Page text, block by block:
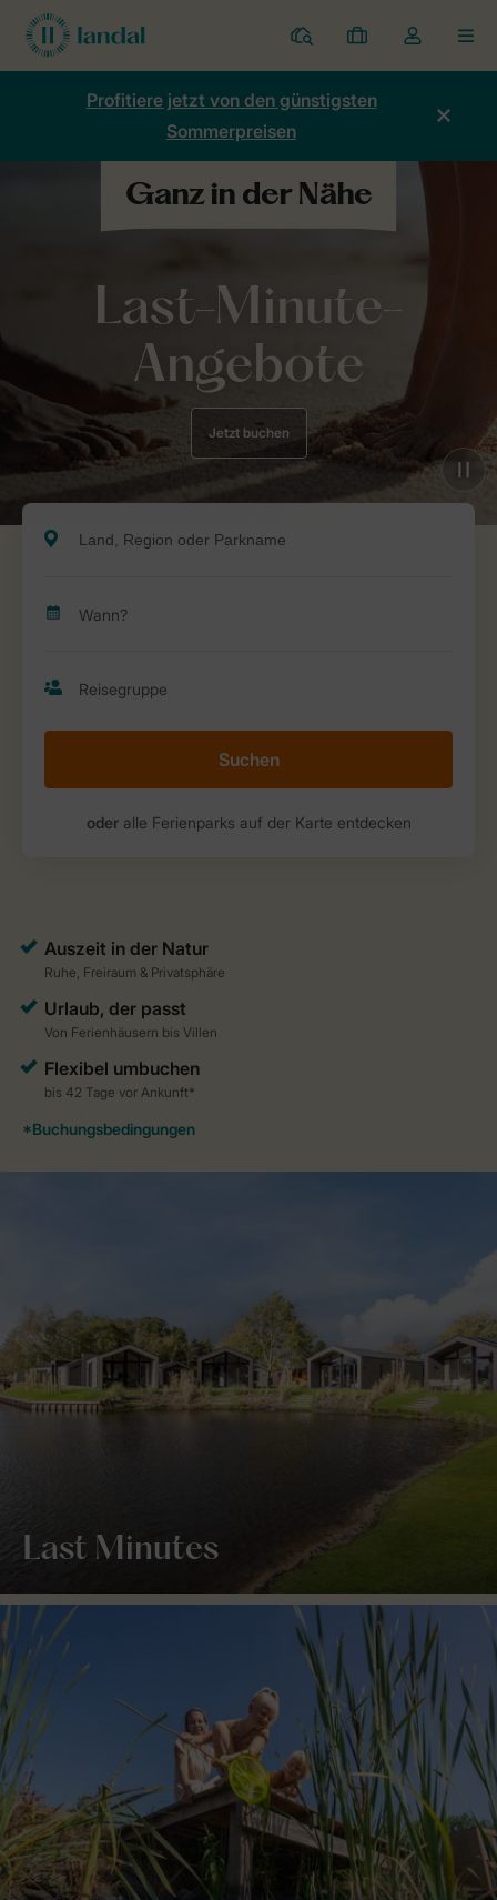
Ferienparks
Meine
Buchungen
Dropdown-
Menü
Kontos
Profitiere jetzt von den günstigsten
Sommerpreisen
Last-Minute-
Angebote
Jetzt buchen
Suchen
oderalle Ferienparks auf der Karte entdecken
Last Minutes